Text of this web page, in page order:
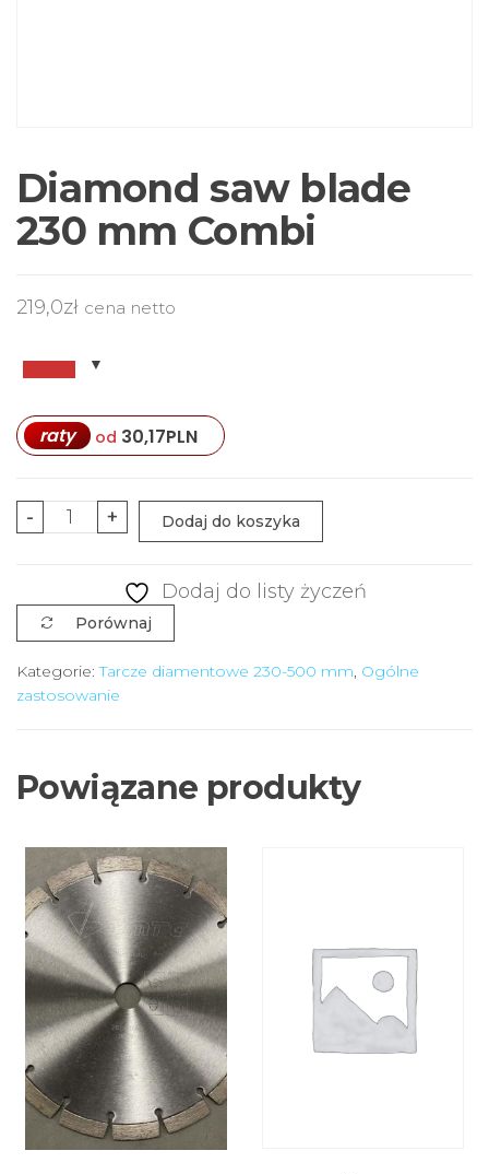
Diamond saw blade
230 mm Combi
219,0zł cena netto
raty od 30,17PLN
-
ilość
blade
230
mm
Combi
+ Dodaj do koszyka
Dodaj do listy życzeń
Porównaj
Kategorie:Tarcze diamentowe 230-500 mm, Ogólne
zastosowanie
Powiązane produkty